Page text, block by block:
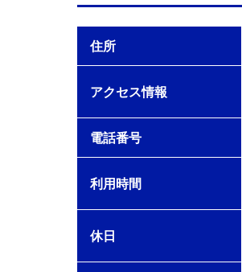
住所
アクセス情報
電話番号
利用時間
休日